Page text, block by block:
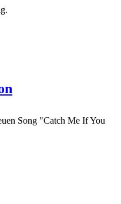
Song "Catch Me If You